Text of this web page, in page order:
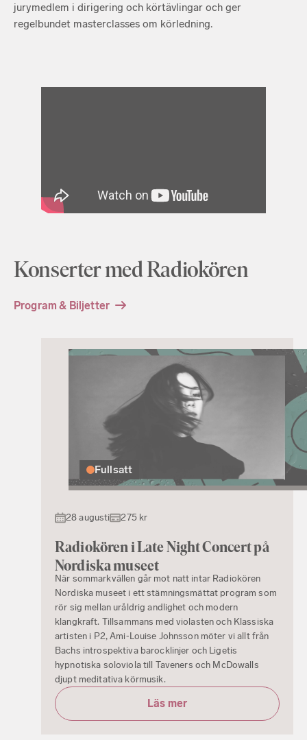
jurymedlem i dirigering och körtävlingar och ger
regelbundet masterclasses om körledning.
Konserter med Radiokören
Program & Biljetter
Fullsatt
28 augusti 275 kr
Radiokören i Late Night Concert på
Nordiska museet
När sommarkvällen går mot natt intar Radiokören
Nordiska museet i ett stämningsmättat program som
rör sig mellan uråldrig andlighet och modern
klangkraft. Tillsammans med violasten och Klassiska
artisten i P2, Ami‑Louise Johnsson möter vi allt från
Bachs introspektiva barocklinjer och Ligetis
hypnotiska soloviola till Taveners och McDowalls
djupt meditativa körmusik.
Läs mer